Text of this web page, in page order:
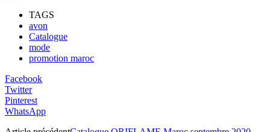
TAGS
avon
Catalogue
mode
promotion maroc
Facebook
Twitter
Pinterest
WhatsApp